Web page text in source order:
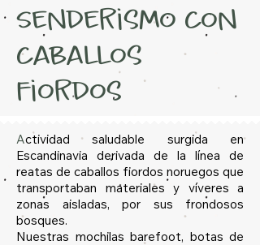
Senderismo con
caballos
fiordos
Actividad saludable surgida en
Escandinavia derivada de la línea de
reatas de caballos fiordos noruegos que
transportaban materiales y víveres a
zonas aisladas, por sus frondosos
bosques.
Nuestras mochilas barefoot, botas de